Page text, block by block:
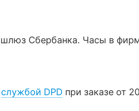
Сбербанка. Часы в
службой DPD при заказе от